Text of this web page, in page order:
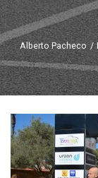
Alberto Pacheco